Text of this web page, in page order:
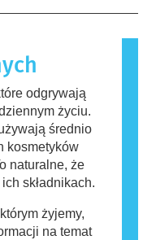
dla niektórych
Nie
nie jest
odgrywają
życiu.
średnio
kosmetyków
naturalne, że
składnikach.
żyjemy,
na temat